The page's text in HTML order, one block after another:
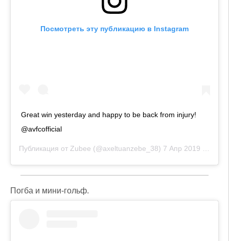
Посмотреть эту публикацию в Instagram
Great win yesterday and happy to be back from injury!
@avfcofficial
Публикация от Zubee (@axeltuanzebe_38) 7 Апр 2019 в 4:04 PDT
Погба и мини-гольф.